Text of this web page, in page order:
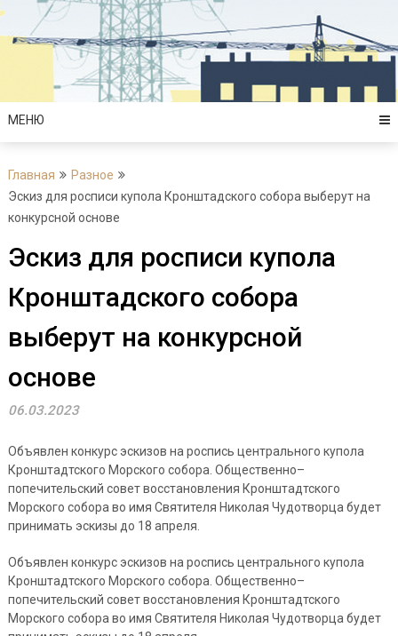
Перейти
содержимому
МЕНЮ
Главная
Разное
Эскиз для росписи купола Кронштадского собора выберут на
конкурсной основе
Эскиз для росписи купола
Кронштадского собора
выберут на конкурсной
основе
06.03.2023
Объявлен конкурс эскизов на роспись центрального купола
Кронштадтского Морского собора. Общественно–
попечительский совет восстановления Кронштадтского
Морского собора во имя Святителя Николая Чудотворца будет
принимать эскизы до 18 апреля.
Объявлен конкурс эскизов на роспись центрального купола
Кронштадтского Морского собора. Общественно–
попечительский совет восстановления Кронштадтского
Морского собора во имя Святителя Николая Чудотворца будет